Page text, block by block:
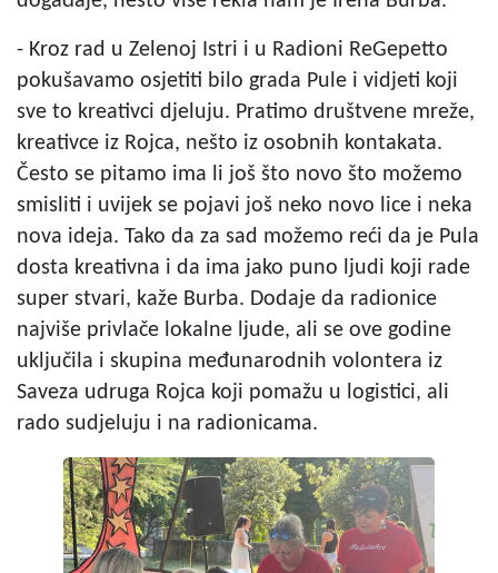
- Kroz rad u Zelenoj Istri i u Radioni ReGepetto
pokušavamo osjetiti bilo grada Pule i vidjeti koji
sve to kreativci djeluju. Pratimo društvene mreže,
kreativce iz Rojca, nešto iz osobnih kontakata.
Često se pitamo ima li još što novo što možemo
smisliti i uvijek se pojavi još neko novo lice i neka
nova ideja. Tako da za sad možemo reći da je Pula
dosta kreativna i da ima jako puno ljudi koji rade
super stvari, kaže Burba. Dodaje da radionice
najviše privlače lokalne ljude, ali se ove godine
uključila i skupina međunarodnih volontera iz
Saveza udruga Rojca koji pomažu u logistici, ali
rado sudjeluju i na radionicama.